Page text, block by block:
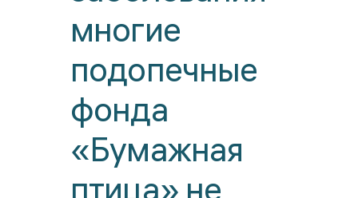
многие
подопечные
фонда
«Бумажная
птица» не